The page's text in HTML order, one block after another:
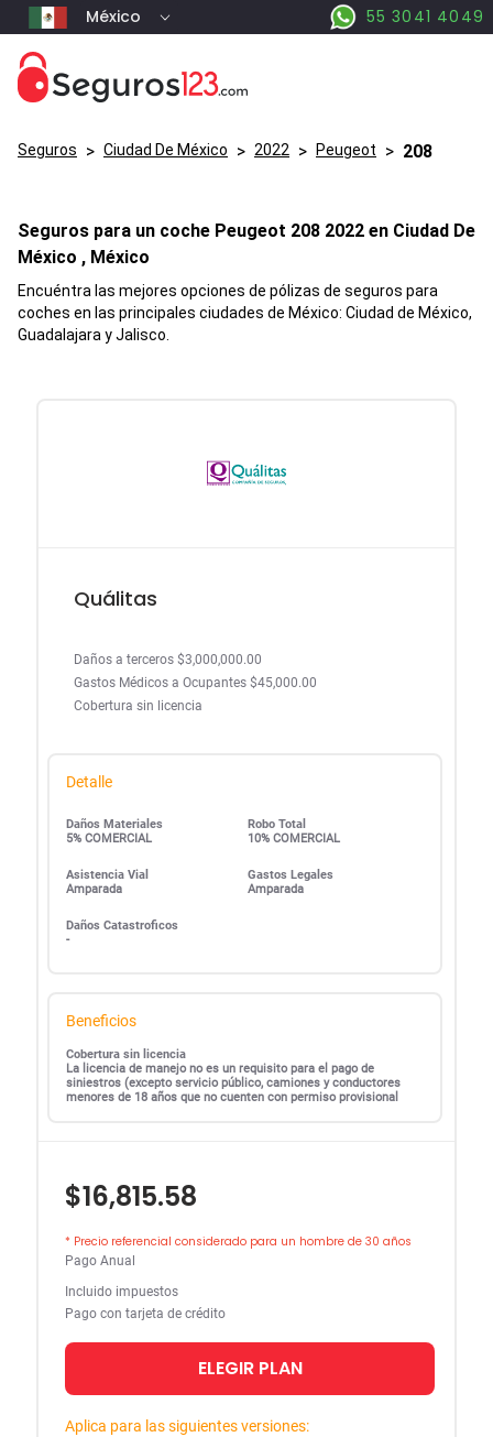
México 55 3041 4049
Seguros > Ciudad De México > 2022 > Peugeot > 208
Seguros para un coche Peugeot 208 2022 en Ciudad De
México , México
Encuéntra las mejores opciones de pólizas de seguros para
coches en las principales ciudades de México: Ciudad de México,
Guadalajara y Jalisco.
Quálitas
Daños a terceros $3,000,000.00
Gastos Médicos a Ocupantes $45,000.00
Cobertura sin licencia
Detalle
Daños Materiales
5% COMERCIAL
Robo Total
10% COMERCIAL
Asistencia Vial
Amparada
Gastos Legales
Amparada
Daños Catastroficos
-
Beneficios
Cobertura sin licencia
La licencia de manejo no es un requisito para el pago de
siniestros (excepto servicio público, camiones y conductores
menores de 18 años que no cuenten con permiso provisional
$16,815.58
* Precio referencial considerado para un hombre de 30 años
Pago Anual
Incluido impuestos
Pago con tarjeta de crédito
ELEGIR PLAN
Aplica para las siguientes versiones: